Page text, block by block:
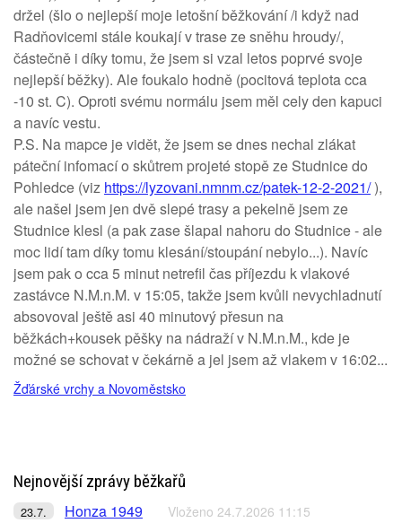
držel (šlo o nejlepší moje letošní běžkování /i když nad
Radňovicemi stále koukají v trase ze sněhu hroudy/,
částečně i díky tomu, že jsem si vzal letos poprvé svoje
nejlepší běžky). Ale foukalo hodně (pocitová teplota cca
-10 st. C). Oproti svému normálu jsem měl cely den kapuci
a navíc vestu.
P.S. Na mapce je vidět, že jsem se dnes nechal zlákat
páteční infomací o skůtrem projeté stopě ze Studnice do
Pohledce (viz https://lyzovani.nmnm.cz/patek-12-2-2021/),
ale našel jsem jen dvě slepé trasy a pekelně jsem ze
Studnice klesl (a pak zase šlapal nahoru do Studnice - ale
moc lidí tam díky tomu klesání/stoupání nebylo...). Navíc
jsem pak o cca 5 minut netrefil čas příjezdu k vlakové
zastávce N.M.n.M. v 15:05, takže jsem kvůli nevychladnutí
absovoval ještě asi 40 minutový přesun na
běžkách+kousek pěšky na nádraží v N.M.n.M., kde je
možné se schovat v čekárně a jel jsem až vlakem v 16:02...
Žďárské vrchy a Novoměstsko
Nejnovější zprávy běžkařů
23.7. Honza 1949 Vloženo 24.7.2026 11:15